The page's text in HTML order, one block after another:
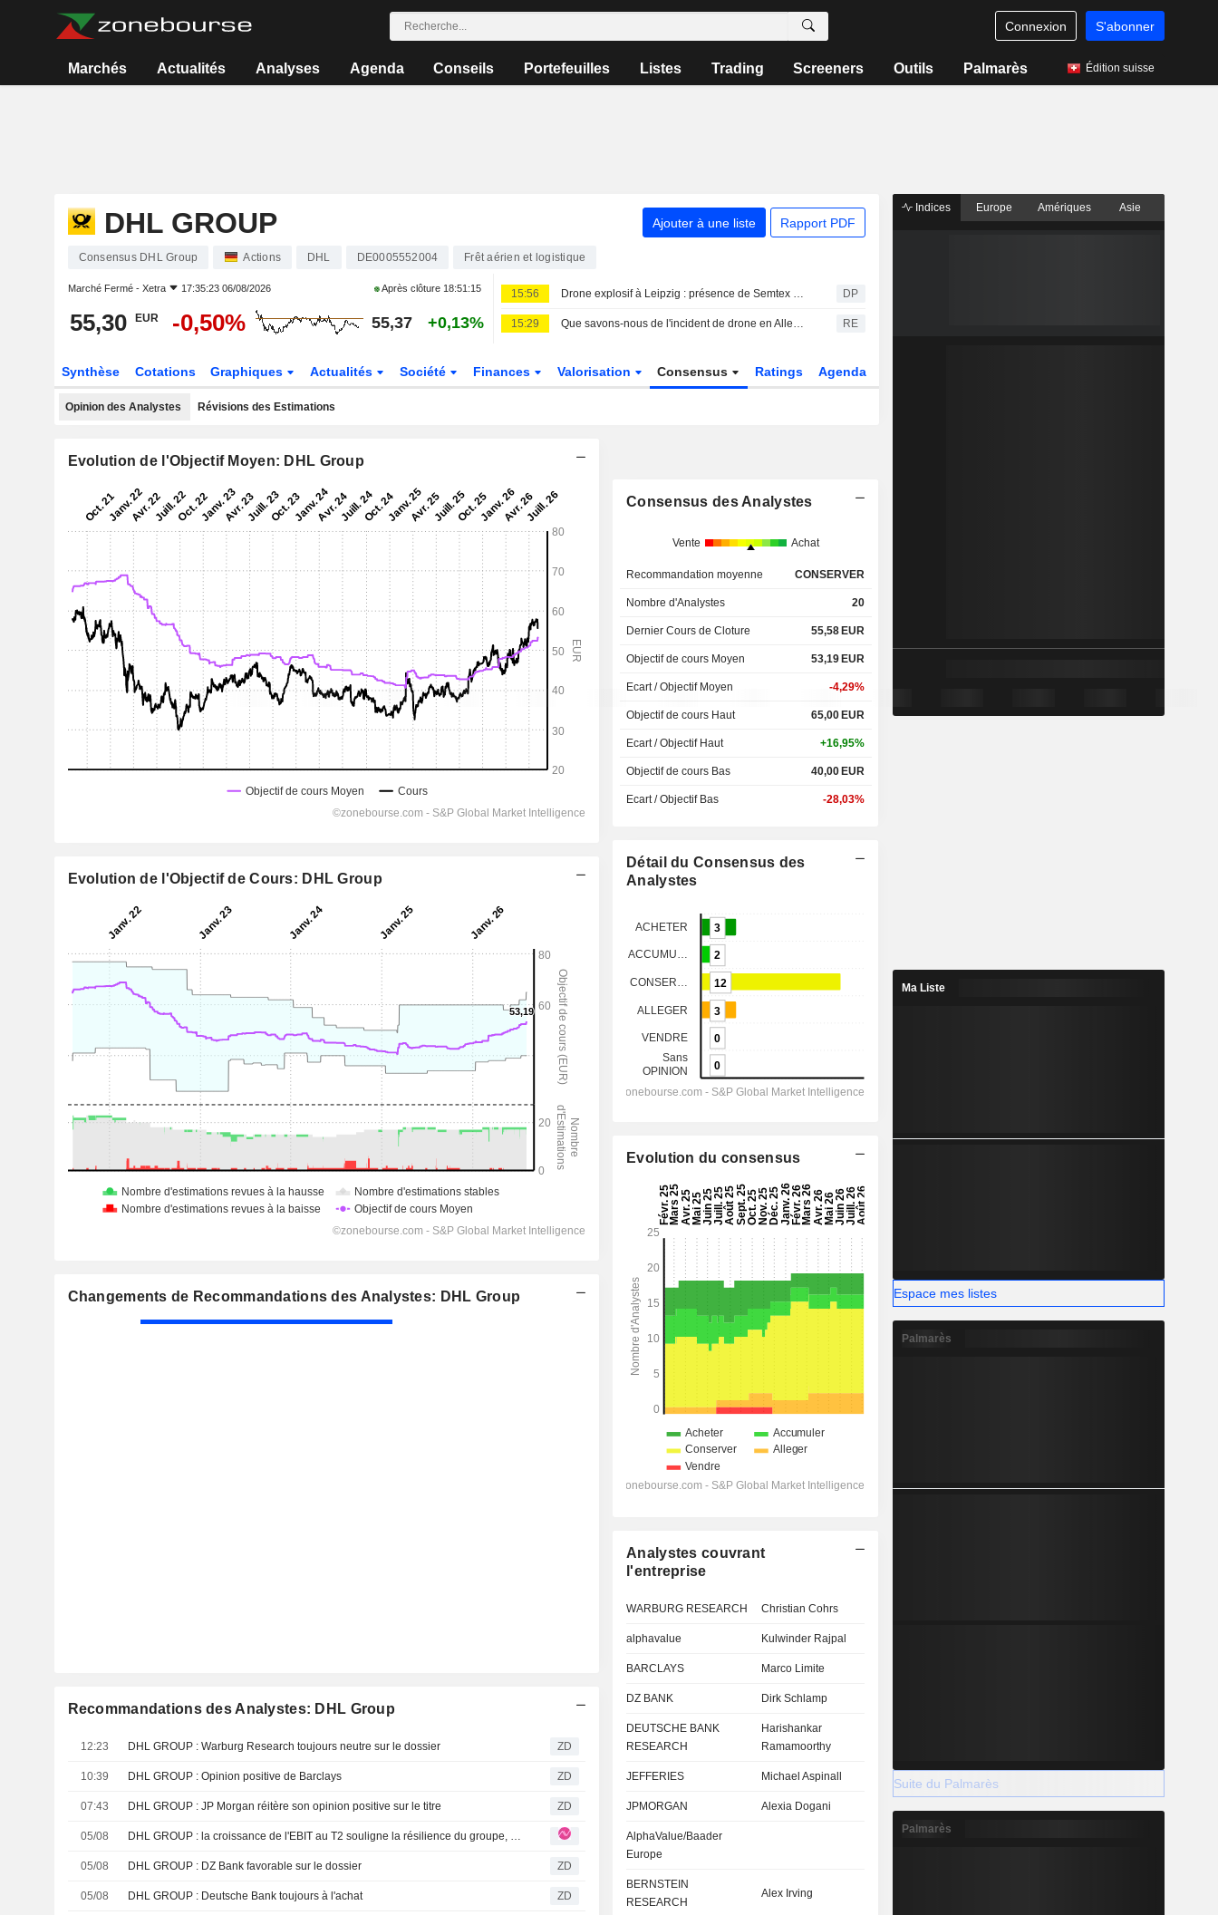
Connexion S'abonner
Marchés Actualités Analyses Agenda Conseils Portefeuilles Listes Trading Screeners Outils Palmarès Édition suisse
DHL GROUP Ajouter à une liste Rapport PDF
Consensus DHL Group Actions DHL DE0005552004 Frêt aérien et logistique
Marché Fermé - Xetra 17:35:23 06/08/2026 Après clôture 18:51:15
55,30 EUR -0,50% 55,37 +0,13%
15:56 Drone explosif à Leipzig : présence de Semtex confirmée DP
15:29 Que savons-nous de l'incident de drone en Allemagne et de l'aéroport visé ? RE
Synthèse Cotations Graphiques Actualités Société Finances Valorisation Consensus Ratings Agenda
Opinion des Analystes Révisions des Estimations
Evolution de l'Objectif Moyen: DHL Group
Evolution de l'Objectif de Cours: DHL Group
Changements de Recommandations des Analystes: DHL Group
Recommandations des Analystes: DHL Group
12:23 DHL GROUP : Warburg Research toujours neutre sur le dossier ZD
10:39 DHL GROUP : Opinion positive de Barclays ZD
07:43 DHL GROUP : JP Morgan réitère son opinion positive sur le titre ZD
05/08 DHL GROUP : la croissance de l'EBIT au T2 souligne la résilience du groupe, mais la valorisation actuelle limite le potentiel de hausse
05/08 DHL GROUP : DZ Bank favorable sur le dossier ZD
05/08 DHL GROUP : Deutsche Bank toujours à l'achat ZD
Consensus des Analystes
Vente Achat
Recommandation moyenne CONSERVER
Nombre d'Analystes 20
Dernier Cours de Cloture 55,58 EUR
Objectif de cours Moyen 53,19 EUR
Ecart / Objectif Moyen -4,29%
Objectif de cours Haut 65,00 EUR
Ecart / Objectif Haut +16,95%
Objectif de cours Bas 40,00 EUR
Ecart / Objectif Bas -28,03%
Détail du Consensus des
Analystes
Evolution du consensus
Analystes couvrant
l'entreprise
WARBURG RESEARCH Christian Cohrs
alphavalue Kulwinder Rajpal
BARCLAYS Marco Limite
DZ BANK Dirk Schlamp
DEUTSCHE BANK
RESEARCH
Harishankar
Ramamoorthy
JEFFERIES Michael Aspinall
JPMORGAN Alexia Dogani
AlphaValue/Baader
Europe
BERNSTEIN
RESEARCH
Alex Irving
Indices Europe Amériques Asie
Ma Liste
Espace mes listes
Palmarès
Suite du Palmarès
Palmarès